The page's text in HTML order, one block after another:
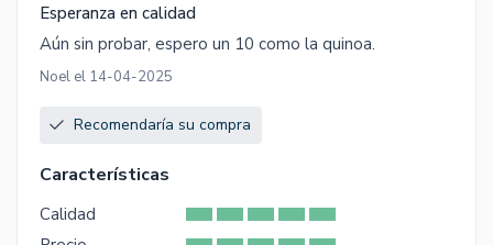
Esperanza en calidad
Aún sin probar, espero un 10 como la quinoa.
Noel el 14-04-2025
Recomendaría su compra
Características
Calidad